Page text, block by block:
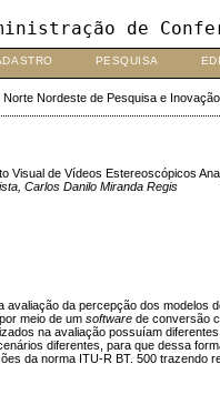
de
PESQUISA
Nordeste de Pesquisa e Inovação
Visual de Vídeos Estereoscópicos
Carlos Danilo Miranda Regis
da percepção dos
meio de um softwarede conversão
na avaliação possuíam
diferentes, para que dessa
da norma ITU-R BT. 500 trazendo